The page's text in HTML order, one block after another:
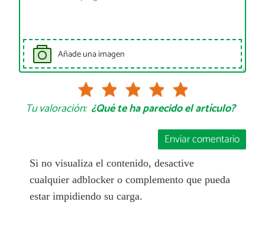
Añade una imagen
Tu valoración: ¿Qué te ha parecido el artículo?
Enviar comentario
Si no visualiza el contenido, desactive
cualquier adblocker o complemento que pueda
estar impidiendo su carga.